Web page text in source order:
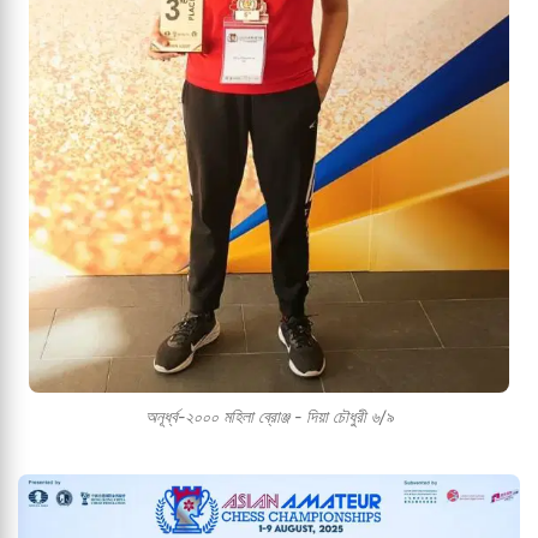
অনূর্ধ্ব-২০০০ মহিলা ব্রোঞ্জ - দিয়া চৌধুরী ৬/৯